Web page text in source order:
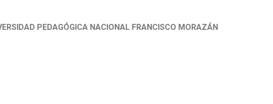
PEDAGÓGICA NACIONAL FRANCISCO MORAZÁN